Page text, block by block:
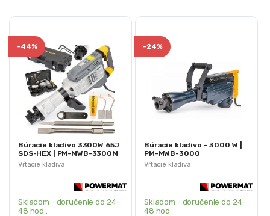
Vŕtacie kladivá
-44%
Búracie kladivo 3300W 65J
SDS-HEX | PM-MWB-3300M
Skladom - doručenie do 24-
48 hod .
Vŕtacie kladivá
-24%
Búracie kladivo – 3000 W |
PM-MWB-3000
Skladom - doručenie do 24-
48 hod